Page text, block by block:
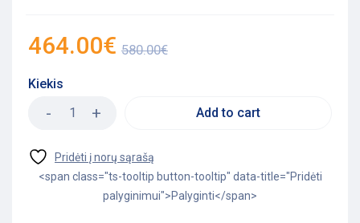
580.00€
464.00€
Kiekis
Add to cart
<span class="ts-tooltip button-tooltip" data-title="Pridėti
palyginimui">Palyginti</span>